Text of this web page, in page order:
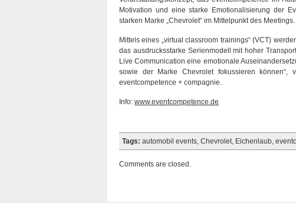
Motivation und eine starke Emotionalisierung der
starken Marke „Chevrolet“ im Mittelpunkt des Meetings.
Mittels eines „virtual classroom trainings“ (VCT)
das ausdrucksstarke Serienmodell mit hoher
Live Communication eine emotionale
sowie der Marke Chevrolet fokussieren können“,
eventcompetence + compagnie.
Info: www.eventcompetence.de
Tags: automobil events, Chevrolet, Eichenlaub,
Comments are closed.